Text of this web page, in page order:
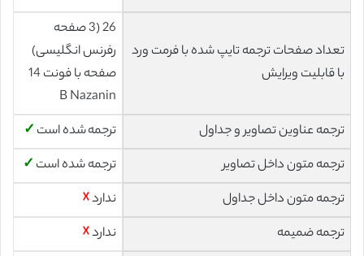
تعداد صفحات ترجمه تایپ شده با فرمت ورد
با قابلیت ویرایش
26 (3 صفحه
رفرنس انگلیسی)
صفحه با فونت 14
B Nazanin
ترجمه عناوین تصاویر و جداول
ترجمه شده است ✓
ترجمه متون داخل تصاویر
ترجمه شده است ✓
ترجمه متون داخل جداول
ندارد☓
ترجمه ضمیمه
ندارد☓